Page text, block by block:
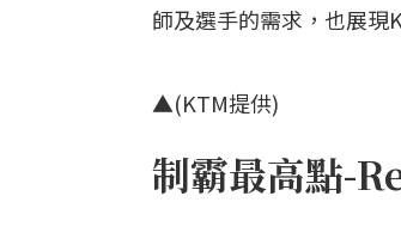
師及選手的需求，也展現
▲(KTM提供)
制霸最高點-